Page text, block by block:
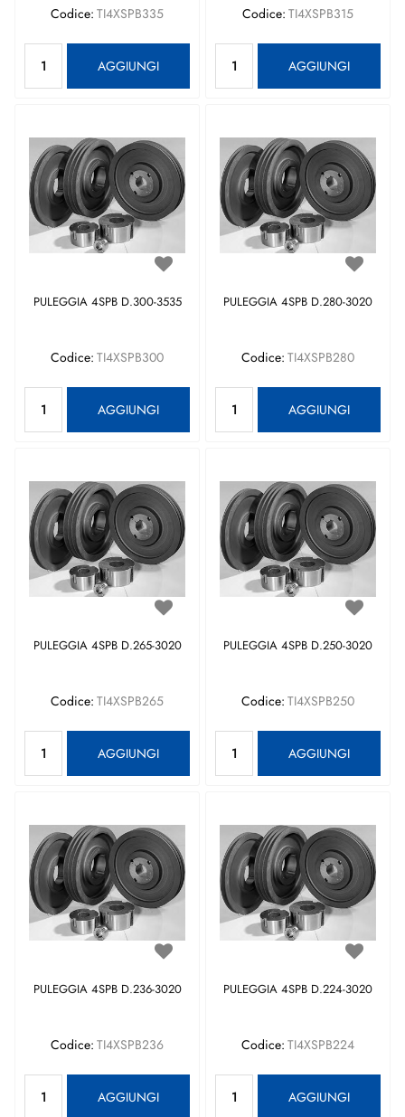
Codice: TI4XSPB335
AGGIUNGI
Codice: TI4XSPB315
AGGIUNGI
PULEGGIA 4SPB D.300-3535
Codice: TI4XSPB300
AGGIUNGI
PULEGGIA 4SPB D.280-3020
Codice: TI4XSPB280
AGGIUNGI
PULEGGIA 4SPB D.265-3020
Codice: TI4XSPB265
AGGIUNGI
PULEGGIA 4SPB D.250-3020
Codice: TI4XSPB250
AGGIUNGI
PULEGGIA 4SPB D.236-3020
Codice: TI4XSPB236
AGGIUNGI
PULEGGIA 4SPB D.224-3020
Codice: TI4XSPB224
AGGIUNGI